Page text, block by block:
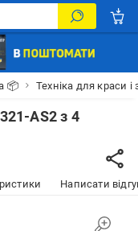
📦 Техніка для краси і
AS2 з 4
Написати